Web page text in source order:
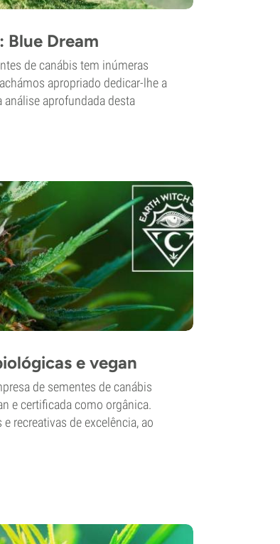
Blue Dream
de canábis tem inúmeras
apropriado dedicar-lhe a
análise aprofundada desta
e vegan
de sementes de canábis
e certificada como orgânica.
recreativas de excelência, ao